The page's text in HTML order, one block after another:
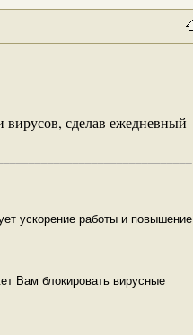
вирусов, сделав ежедневный
ускорение работы и повышение
Вам блокировать вирусные